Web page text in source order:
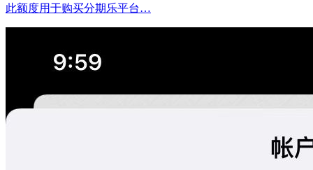
此额度用于购买分期乐平台…